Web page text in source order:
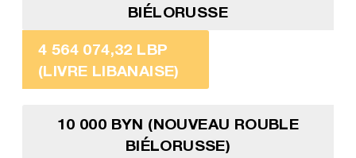
BIÉLORUSSE
4 564 074,32 LBP
(LIVRE LIBANAISE)
10 000 BYN (NOUVEAU ROUBLE
BIÉLORUSSE)